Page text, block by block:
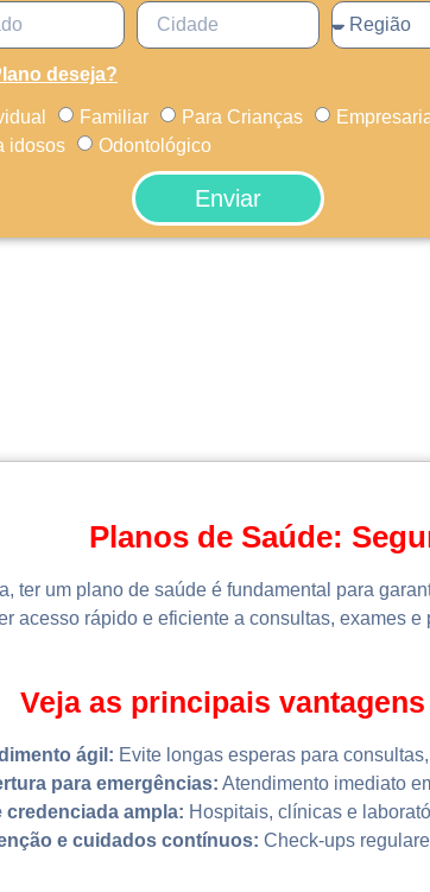
deseja?
Familiar Para Crianças
idosos
Odontológico
Enviar
Planos de Saúde:
ter um plano de saúde é fundamental para
acesso rápido e eficiente a consultas, exames
Veja as principais
ágil: Evite longas esperas para
para emergências: Atendimento imediato
credenciada ampla: Hospitais, clínicas e
e cuidados contínuos: Check-ups